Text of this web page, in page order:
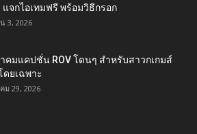
แจกไอเทมฟรี พร้อมวิธีกรอก
3, 2026
คมแคปชั่น ROV โดนๆ สำหรับสาวกเกมส์
ดยเฉพาะ
ม 29, 2026